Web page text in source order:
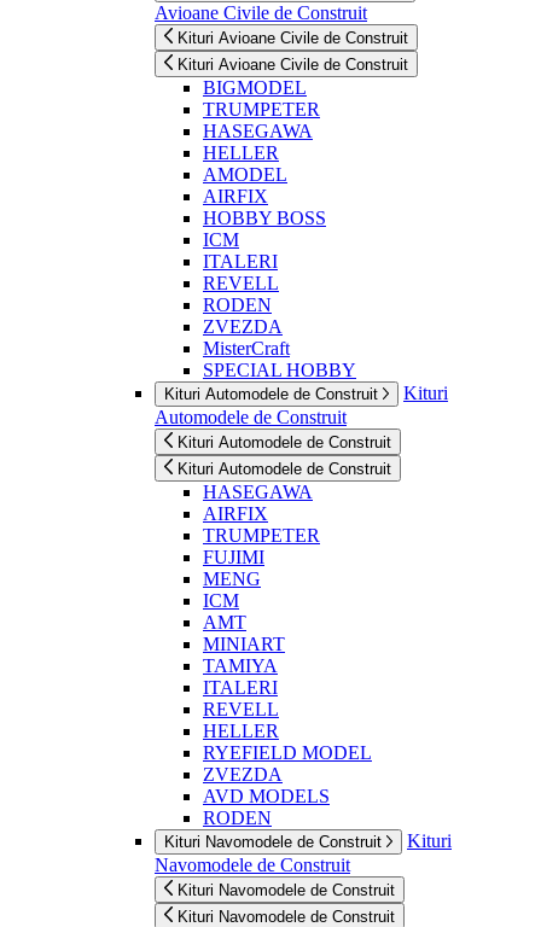
Avioane Civile de Construit
Kituri Avioane Civile de Construit
Kituri Avioane Civile de Construit
BIGMODEL
TRUMPETER
HASEGAWA
HELLER
AMODEL
AIRFIX
HOBBY BOSS
ICM
ITALERI
REVELL
RODEN
ZVEZDA
MisterCraft
SPECIAL HOBBY
Kituri Automodele de Construit
Kituri
Automodele de Construit
Kituri Automodele de Construit
Kituri Automodele de Construit
HASEGAWA
AIRFIX
TRUMPETER
FUJIMI
MENG
ICM
AMT
MINIART
TAMIYA
ITALERI
REVELL
HELLER
RYEFIELD MODEL
ZVEZDA
AVD MODELS
RODEN
Kituri Navomodele de Construit
Kituri
Navomodele de Construit
Kituri Navomodele de Construit
Kituri Navomodele de Construit